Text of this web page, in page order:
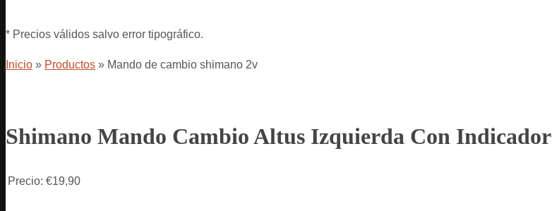
* Precios válidos salvo error tipográfico.
Inicio » Productos » Mando de cambio shimano 2v
Shimano Mando Cambio Altus Izquierda Con Indicador
Precio: €19,90